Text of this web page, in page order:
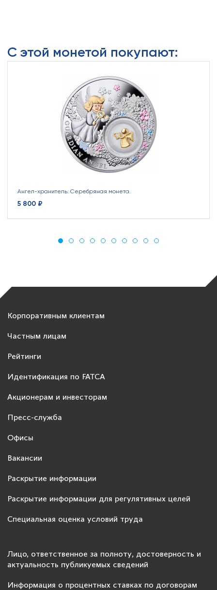
С этой монетой покупают:
Ангел-хранитель. Серебряная монета.
5 800 ₽
Корпоративным клиентам
Частным лицам
Рейтинги
Идентификация по FATCA
Акционерам и инвесторам
Пресс-служба
Офисы
Вакансии
Раскрытие информации
Раскрытие информации для регулятивных целей
Специальная оценка условий труда
Лицо, ответственное за полноту, достоверность и
актуальность публикуемых сведений
Информация о процентных ставках по договорам